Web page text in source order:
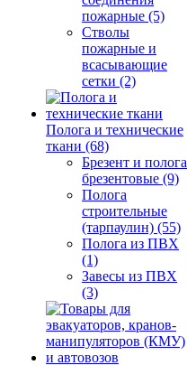
пожарные (5)
Стволы
пожарные и
всасывающие
сетки (2)
Полога и технические
ткани (68)
Брезент и полога
брезентовые (9)
Полога
строительные
(тарпаулин) (55)
Полога из ПВХ
(1)
Завесы из ПВХ
(3)